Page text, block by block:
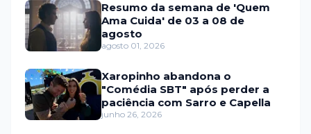
Resumo da semana de 'Quem
Ama Cuida' de 03 a 08 de
agosto
agosto 01, 2026
Xaropinho abandona o
"Comédia SBT" após perder a
paciência com Sarro e Capella
junho 26, 2026